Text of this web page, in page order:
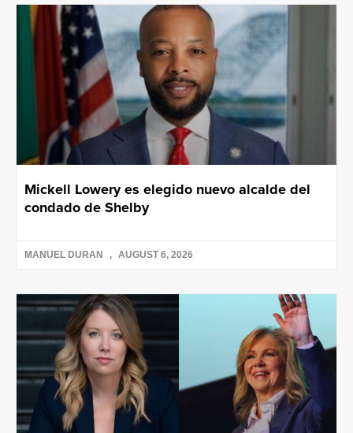
Mickell Lowery es elegido nuevo alcalde del
condado de Shelby
MANUEL DURAN AUGUST 6, 2026